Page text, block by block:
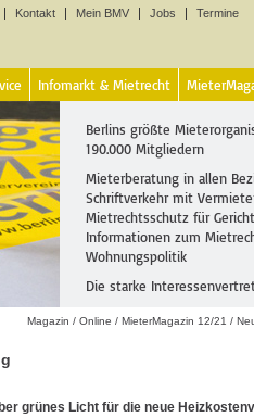
Kontakt Mein BMV Jobs Termine
Infomarkt & Mietrecht
Berlins größte
190.000 Mitgliedern
Mieterberatung in allen
Schriftverkehr mit
Mietrechtsschutz für
Informationen zum
Wohnungspolitik
Die starke
Magazin / Online / MieterMagazin 12/21 /
grünes Licht für die neue